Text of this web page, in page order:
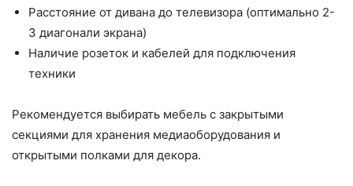
Расстояние от дивана до телевизора (оптимально 2-
3 диагонали экрана)
Наличие розеток и кабелей для подключения
техники
Рекомендуется выбирать мебель с закрытыми
секциями для хранения медиаоборудования и
открытыми полками для декора.